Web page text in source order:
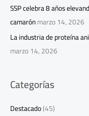
SSP celebra 8 años
camarónmarzo 14, 2026
La industria de proteína
marzo 14, 2026
Categorías
Destacado(45)